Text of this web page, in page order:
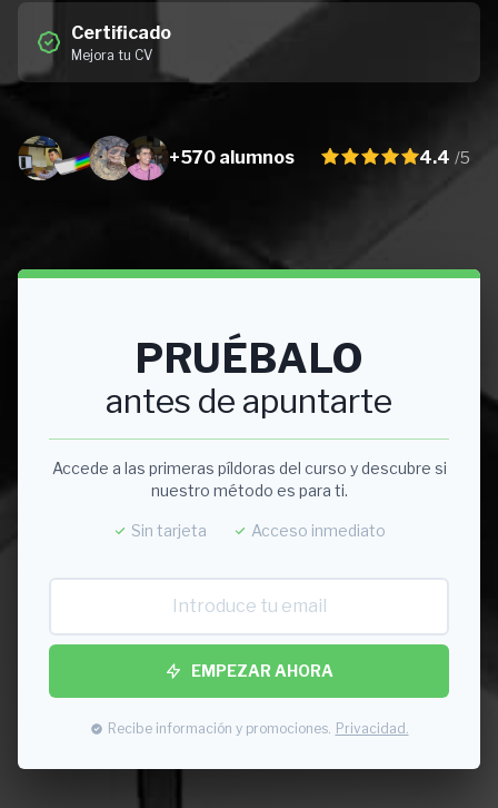
Certificado
Mejora tu CV
+570 alumnos 4.4 /5
PRUÉBALO
antes de apuntarte
Accede a las primeras píldoras del curso y descubre si
nuestro método es para ti.
Sin tarjeta Acceso inmediato
EMPEZAR AHORA
Recibe información y promociones. Privacidad.